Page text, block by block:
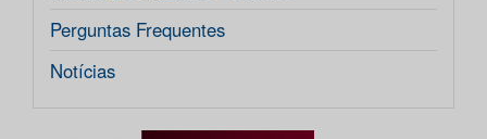
Perguntas Frequentes
Notícias